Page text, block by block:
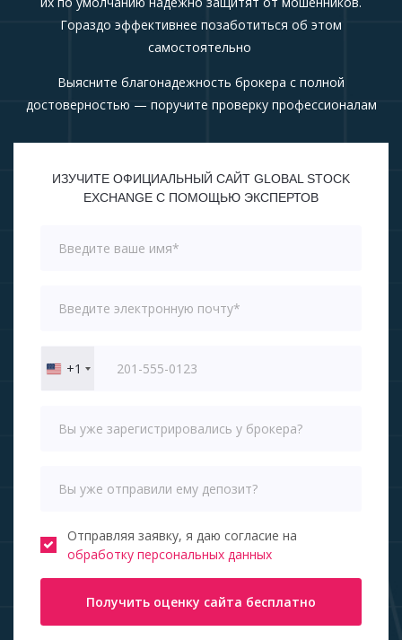
Гораздо эффективнее позаботиться об этом
самостоятельно
Выясните благонадежность брокера с полной
достоверностью — поручите проверку профессионалам
ИЗУЧИТЕ ОФИЦИАЛЬНЫЙ САЙТ GLOBAL STOCK
EXCHANGE С ПОМОЩЬЮ ЭКСПЕРТОВ
United
+1
Отправляя заявку, я даю согласие на
обработку персональных данных
Получить оценку сайта бесплатно